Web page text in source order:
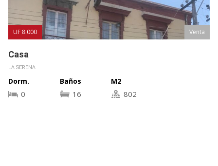
UF 8.000 Venta
Casa
LA SERENA
Dorm.
0
Baños
16
M2
802